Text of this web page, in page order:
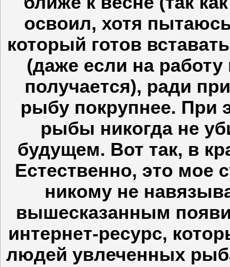
освоил, хотя
который готов
(даже если на
получается), ради
рыбу покрупнее. При
рыбы никогда не
будущем. Вот так, в
Естественно, это мое
никому не
вышесказанным
интернет-ресурс,
людей увлеченных